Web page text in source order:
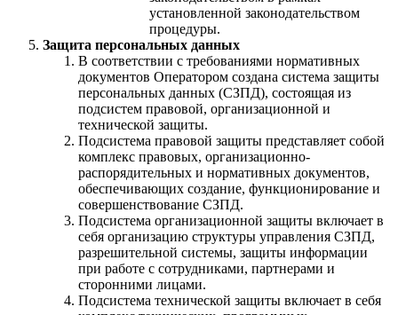
установленной законодательством
процедуры.
Защита персональных данных
В соответствии с требованиями нормативных
документов Оператором создана система защиты
персональных данных (СЗПД), состоящая из
подсистем правовой, организационной и
технической защиты.
Подсистема правовой защиты представляет собой
комплекс правовых, организационно-
распорядительных и нормативных документов,
обеспечивающих создание, функционирование и
совершенствование СЗПД.
Подсистема организационной защиты включает в
себя организацию структуры управления СЗПД,
разрешительной системы, защиты информации
при работе с сотрудниками, партнерами и
сторонними лицами.
Подсистема технической защиты включает в себя